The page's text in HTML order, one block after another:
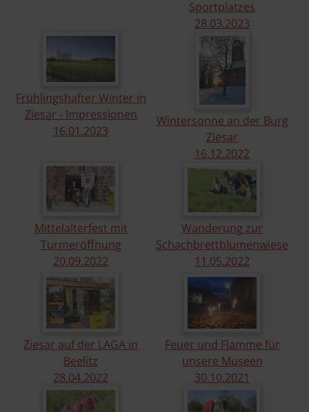
Sportplatzes
28.​03.​2023
Frühlingshafter Winter in
Ziesar - Impressionen
16.​01.​2023
Wintersonne an der Burg
Ziesar
16.​12.​2022
Mittelalterfest mit
Turmeröffnung
20.​09.​2022
Wanderung zur
Schachbrettblumenwiese
11.​05.​2022
Ziesar auf der LAGA in
Beelitz
28.​04.​2022
Feuer und Flamme für
unsere Museen
30.​10.​2021